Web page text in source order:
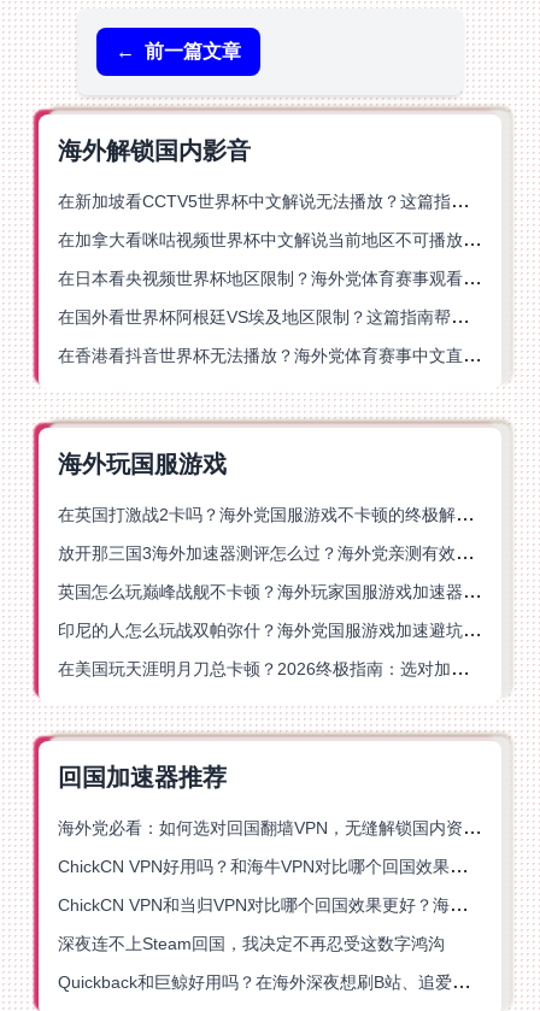
← 前一篇文章
海外解锁国内影音
在新加坡看CCTV5世界杯中文解说无法播放？这篇指南帮你解锁海外体育直播自由
在加拿大看咪咕视频世界杯中文解说当前地区不可播放？这篇指南帮你一键解决
在日本看央视频世界杯地区限制？海外党体育赛事观看终极指南
在国外看世界杯阿根廷VS埃及地区限制？这篇指南帮你搞定中文直播+解说
在香港看抖音世界杯无法播放？海外党体育赛事中文直播终极指南
海外玩国服游戏
在英国打激战2卡吗？海外党国服游戏不卡顿的终极解决方案
放开那三国3海外加速器测评怎么过？海外党亲测有效的国服游戏加速指南
英国怎么玩巅峰战舰不卡顿？海外玩家国服游戏加速器终极指南
印尼的人怎么玩战双帕弥什？海外党国服游戏加速避坑指南
在美国玩天涯明月刀总卡顿？2026终极指南：选对加速器让你丝滑连招
回国加速器推荐
海外党必看：如何选对回国翻墙VPN，无缝解锁国内资源？
ChickCN VPN好用吗？和海牛VPN对比哪个回国效果更好？
ChickCN VPN和当归VPN对比哪个回国效果更好？海外党亲测后选了它
深夜连不上Steam回国，我决定不再忍受这数字鸿沟
Quickback和巨鲸好用吗？在海外深夜想刷B站、追爱奇艺的你，或许正需要这份答案